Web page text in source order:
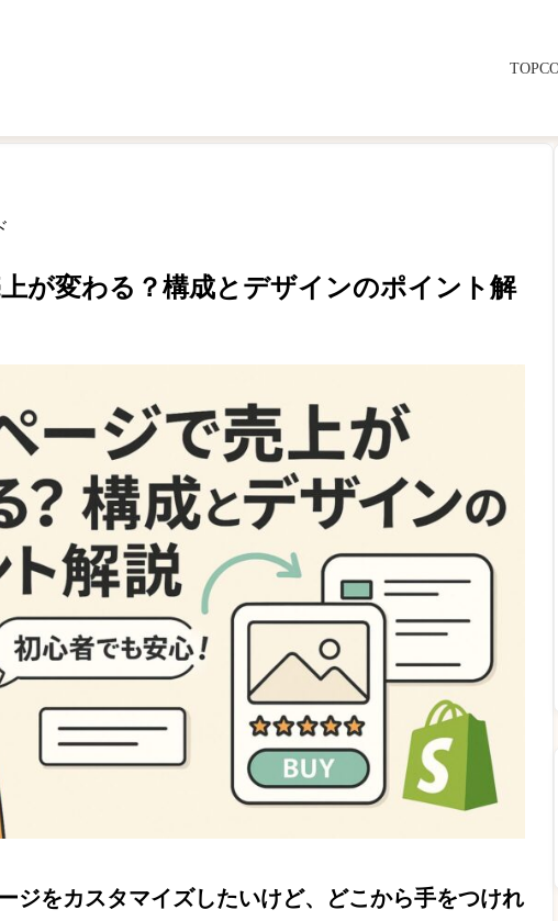
TOP
が変わる？構成とデザインのポイント解
ジをカスタマイズしたいけど、どこから手をつけれ